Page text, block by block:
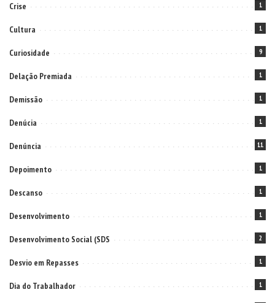
Crise 1
Cultura 1
Curiosidade 9
Delação Premiada 1
Demissão 1
Denúcia 1
Denúncia 11
Depoimento 1
Descanso 1
Desenvolvimento 1
Desenvolvimento Social (SDS 2
Desvio em Repasses 1
Dia do Trabalhador 1